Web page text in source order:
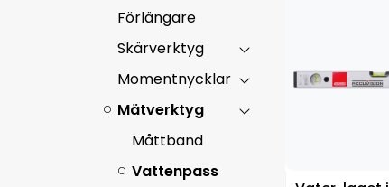
Förlängare
Skärverktyg
Momentnycklar
Mätverktyg
Måttband
Vattenpass